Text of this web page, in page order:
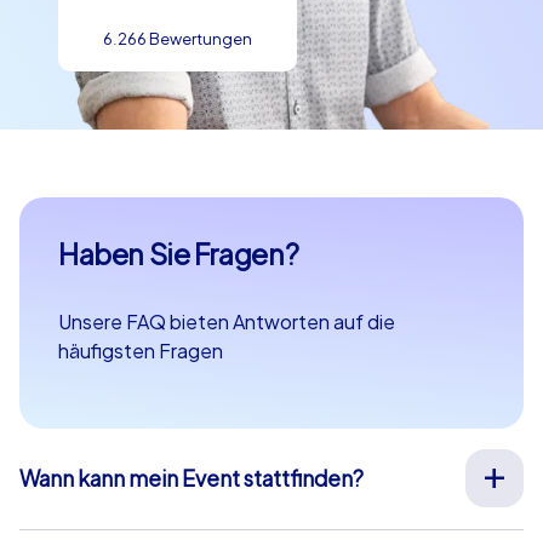
6.266 Bewertungen
Haben Sie Fragen?
Unsere FAQ bieten Antworten auf die
häufigsten Fragen
Wann kann mein Event stattfinden?
Wir organisieren unsere Teamevents für Sie an Ihrem
Wunschtermin an 365 Tagen im Jahr. Wenn Sie erfahren